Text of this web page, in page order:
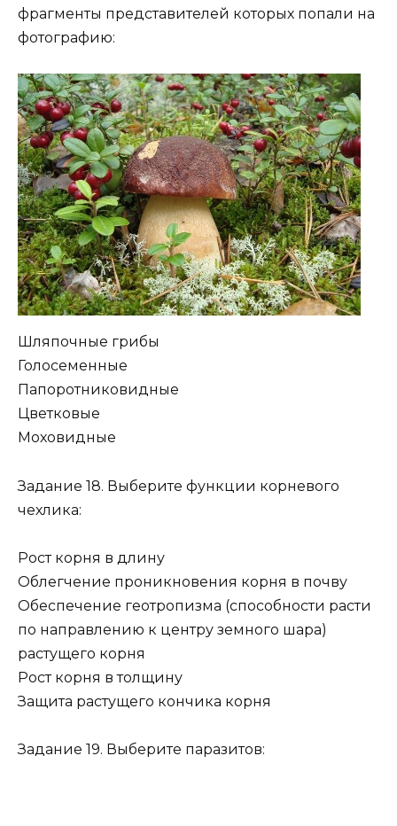
фрагменты представителей которых попали на
фотографию:
Шляпочные грибы
Голосеменные
Папоротниковидные
Цветковые
Моховидные
Задание 18. Выберите функции корневого
чехлика:
Рост корня в длину
Облегчение проникновения корня в почву
Обеспечение геотропизма (способности расти
по направлению к центру земного шара)
растущего корня
Рост корня в толщину
Защита растущего кончика корня
Задание 19. Выберите паразитов: